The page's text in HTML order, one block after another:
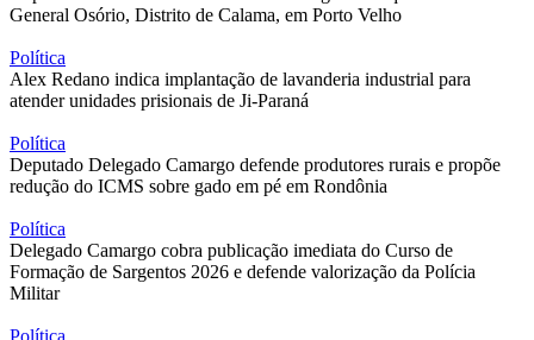
General Osório, Distrito de Calama, em Porto Velho
Política
Alex Redano indica implantação de lavanderia industrial para
atender unidades prisionais de Ji-Paraná
Política
Deputado Delegado Camargo defende produtores rurais e propõe
redução do ICMS sobre gado em pé em Rondônia
Política
Delegado Camargo cobra publicação imediata do Curso de
Formação de Sargentos 2026 e defende valorização da Polícia
Militar
Política